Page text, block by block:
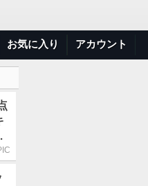
お気に入り アカウント